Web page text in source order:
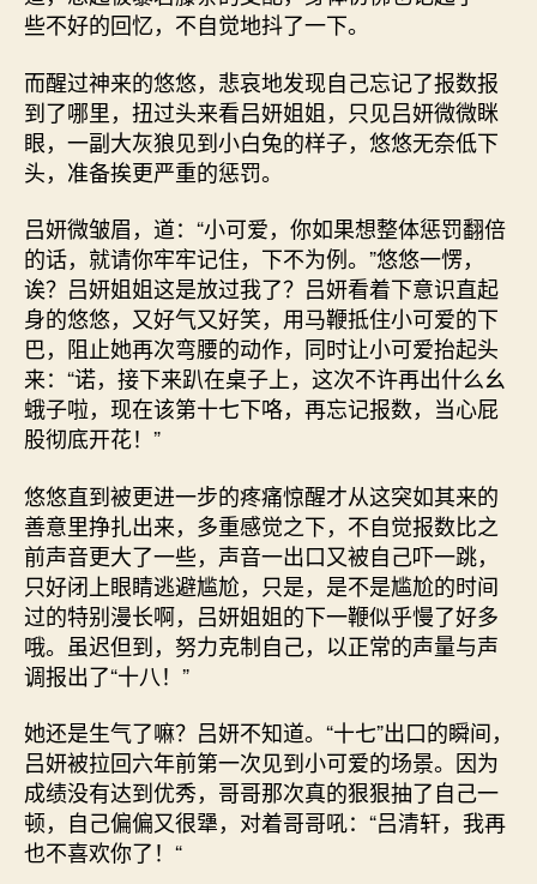
些不好的回忆，不自觉地抖了一下。
而醒过神来的悠悠，悲哀地发现自己忘记了报数报
到了哪里，扭过头来看吕妍姐姐，只见吕妍微微眯
眼，一副大灰狼见到小白兔的样子，悠悠无奈低下
头，准备挨更严重的惩罚。
吕妍微皱眉，道：“小可爱，你如果想整体惩罚翻倍
的话，就请你牢牢记住，下不为例。”悠悠一愣，
诶？吕妍姐姐这是放过我了？吕妍看着下意识直起
身的悠悠，又好气又好笑，用马鞭抵住小可爱的下
巴，阻止她再次弯腰的动作，同时让小可爱抬起头
来：“诺，接下来趴在桌子上，这次不许再出什么幺
蛾子啦，现在该第十七下咯，再忘记报数，当心屁
股彻底开花！”
悠悠直到被更进一步的疼痛惊醒才从这突如其来的
善意里挣扎出来，多重感觉之下，不自觉报数比之
前声音更大了一些，声音一出口又被自己吓一跳，
只好闭上眼睛逃避尴尬，只是，是不是尴尬的时间
过的特别漫长啊，吕妍姐姐的下一鞭似乎慢了好多
哦。虽迟但到，努力克制自己，以正常的声量与声
调报出了“十八！”
她还是生气了嘛？吕妍不知道。“十七”出口的瞬间，
吕妍被拉回六年前第一次见到小可爱的场景。因为
成绩没有达到优秀，哥哥那次真的狠狠抽了自己一
顿，自己偏偏又很犟，对着哥哥吼：“吕清轩，我再
也不喜欢你了！“